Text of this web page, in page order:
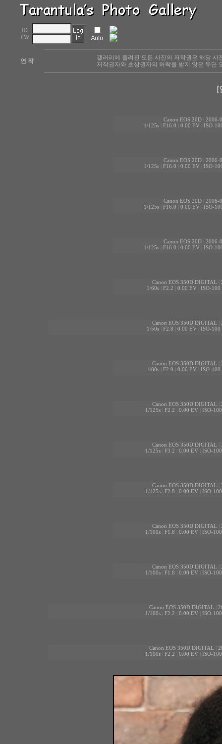
ID
PW
연 작
갤러리에 올려진 모든 사진의 저작권은 해당
저작권자와 초상권자의 허락을 받지 않은 무단
[
Canon EOS 20D| 2006-
1/125s| F16.0 0.00 EV| ISO-
Canon EOS 20D| 2006-
1/125s| F16.0 0.00 EV| ISO-
Canon EOS 20D| 2006-
1/125s| F16.0 0.00 EV| ISO-
Canon EOS 20D| 2006-
1/125s| F16.0 0.00 EV| ISO-
Canon EOS 350D DIGITAL
1/60s| F2.2 0.00 EV| ISO-100
Canon EOS 350D DIGITAL
1/50s| F2.8 0.00 EV| ISO-100
Canon EOS 350D DIGITAL
1/80s| F2.0 0.00 EV| ISO-100
Canon EOS 350D DIGITAL
1/125s| F2.2 0.00 EV| ISO-100
Canon EOS 350D DIGITAL
1/125s| F3.2 0.00 EV| ISO-100
Canon EOS 350D DIGITAL
1/125s| F2.8 0.00 EV| ISO-100
Canon EOS 350D DIGITAL
1/100s| F1.8 0.00 EV| ISO-100
Canon EOS 350D DIGITAL
1/100s| F1.8 0.00 EV| ISO-100
Canon EOS 350D DIGITAL
1/100s| F2.2 0.00 EV| ISO-100
Canon EOS 350D DIGITAL
1/100s| F2.2 0.00 EV| ISO-100